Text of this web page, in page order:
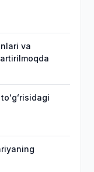
va